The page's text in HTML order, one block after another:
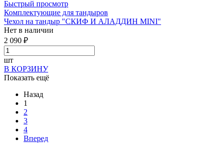
Быстрый просмотр
Комплектующие для тандыров
Чехол на тандыр "СКИФ И АЛАДДИН MINI"
Нет в наличии
2 090 ₽
шт
В КОРЗИНУ
Показать ещё
Назад
1
2
3
4
Вперед